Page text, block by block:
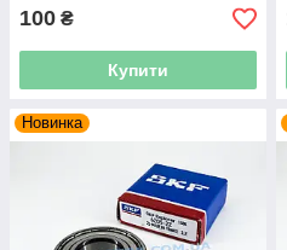
100 ₴
Купити
Новинка